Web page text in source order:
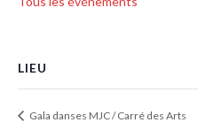
LIEU
Gala danses MJC / Carré des Arts